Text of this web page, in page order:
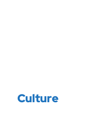
Culture